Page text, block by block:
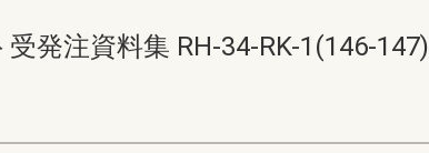
発注資料集 RH-34-RK-1(146-147)